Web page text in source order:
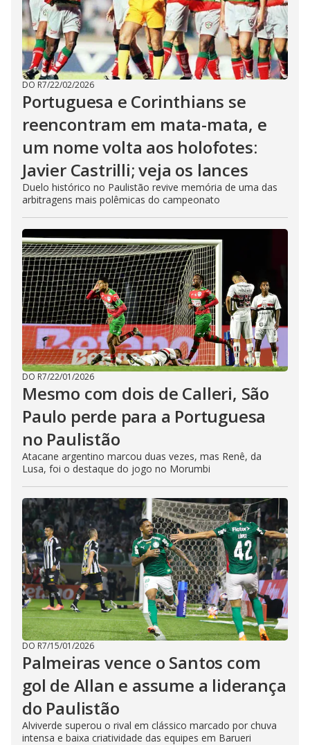
DO R7/22/02/2026
Portuguesa e Corinthians se
reencontram em mata-mata, e
um nome volta aos holofotes:
Javier Castrilli; veja os lances
Duelo histórico no Paulistão revive memória de uma das
arbitragens mais polêmicas do campeonato
DO R7/22/01/2026
Mesmo com dois de Calleri, São
Paulo perde para a Portuguesa
no Paulistão
Atacane argentino marcou duas vezes, mas Renê, da
Lusa, foi o destaque do jogo no Morumbi
DO R7/15/01/2026
Palmeiras vence o Santos com
gol de Allan e assume a liderança
do Paulistão
Alviverde superou o rival em clássico marcado por chuva
intensa e baixa criatividade das equipes em Barueri